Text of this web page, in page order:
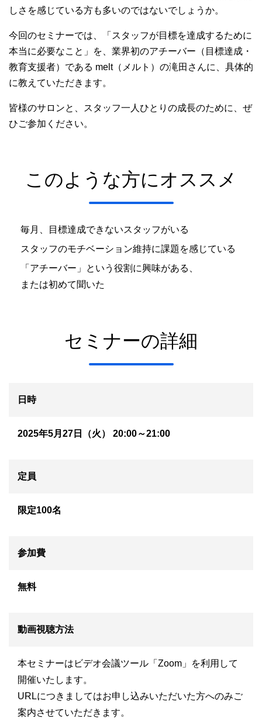
しさを感じている方も多いのではないでしょうか。
今回のセミナーでは、「スタッフが目標を達成するために
本当に必要なこと」を、業界初のアチーバー（目標達成・
教育支援者）である melt（メルト）の滝田さんに、具体的
に教えていただきます。
皆様のサロンと、スタッフ一人ひとりの成長のために、ぜ
ひご参加ください。
このような方にオススメ
毎月、目標達成できないスタッフがいる
スタッフのモチベーション維持に課題を感じている
「アチーバー」という役割に興味がある、
または初めて聞いた
セミナーの詳細
日時
2025年5月27日（火） 20:00～21:00
定員
限定100名
参加費
無料
動画視聴方法
本セミナーはビデオ会議ツール「Zoom」を利用して
開催いたします。
URLにつきましてはお申し込みいただいた方へのみご
案内させていただきます。